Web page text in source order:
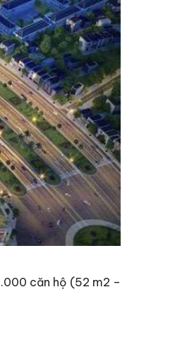
căn hộ (52 m2 –